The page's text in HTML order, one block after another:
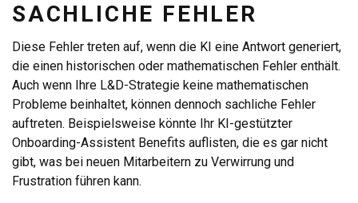
SACHLICHE FEHLER
Diese Fehler treten auf, wenn die KI eine Antwort generiert,
die einen historischen oder mathematischen Fehler enthält.
Auch wenn Ihre L&D-Strategie keine mathematischen
Probleme beinhaltet, können dennoch sachliche Fehler
auftreten. Beispielsweise könnte Ihr KI-gestützter
Onboarding-Assistent Benefits auflisten, die es gar nicht
gibt, was bei neuen Mitarbeitern zu Verwirrung und
Frustration führen kann.